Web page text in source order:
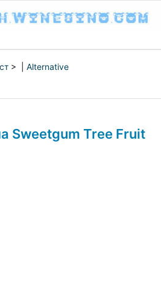
> | Alternative
Sweetgum Tree Fruit